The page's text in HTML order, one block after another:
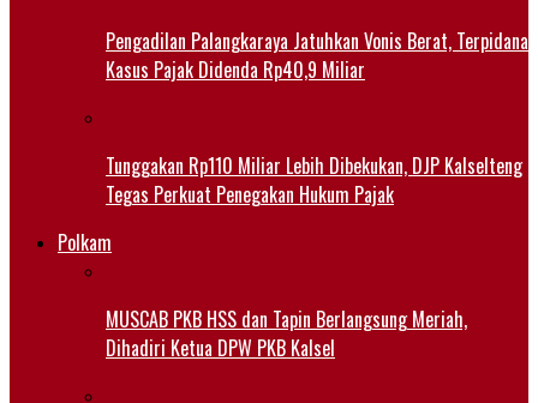
Pengadilan Palangkaraya Jatuhkan Vonis Berat, Terpidana
Kasus Pajak Didenda Rp40,9 Miliar
Tunggakan Rp110 Miliar Lebih Dibekukan, DJP Kalselteng
Tegas Perkuat Penegakan Hukum Pajak
Polkam
MUSCAB PKB HSS dan Tapin Berlangsung Meriah,
Dihadiri Ketua DPW PKB Kalsel